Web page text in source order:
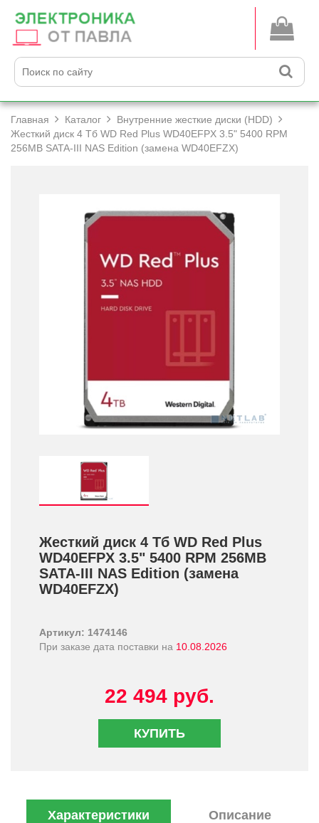
Главная Каталог
Внутренние жесткие диски (HDD)
Жесткий диск 4 Тб WD Red Plus WD40EFPX 3.5" 5400 RPM
256MB SATA-III NAS Edition (замена WD40EFZX)
Жесткий диск 4 Тб WD Red Plus
WD40EFPX 3.5" 5400 RPM 256MB
SATA-III NAS Edition (замена
WD40EFZX)
Артикул: 1474146
При заказе дата поставки на 10.08.2026
22 494 руб.
КУПИТЬ
Характеристики Описание